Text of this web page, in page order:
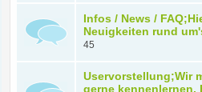
Infos / News /
Neuigkeiten rund
45
Uservorstellung;Wir
gerne kennenlernen.